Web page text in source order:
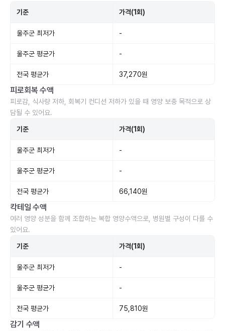
기준 가격(1회)
울주군 최저가 -
울주군 평균가 -
전국 평균가 37,270원
피로회복 수액
피로감, 식사량 저하, 회복기 컨디션 저하가 있을 때 영양 보충 목적으로 상
담될 수 있어요.
기준 가격(1회)
울주군 최저가 -
울주군 평균가 -
전국 평균가 66,140원
칵테일 수액
여러 영양 성분을 함께 조합하는 복합 영양수액으로, 병원별 구성이 다를 수
있어요.
기준 가격(1회)
울주군 최저가 -
울주군 평균가 -
전국 평균가 75,810원
감기 수액